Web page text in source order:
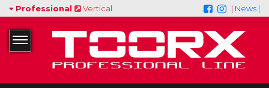
Professional Vertical | News |